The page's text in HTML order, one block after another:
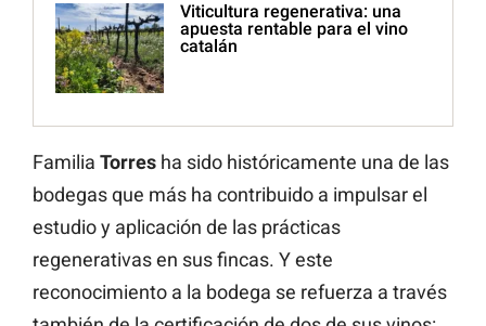
Viticultura regenerativa: una
apuesta rentable para el vino
catalán
Familia Torres ha sido históricamente una de las
bodegas que más ha contribuido a impulsar el
estudio y aplicación de las prácticas
regenerativas en sus fincas. Y este
reconocimiento a la bodega se refuerza a través